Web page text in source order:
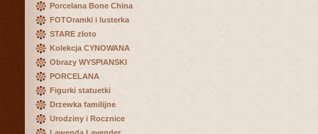
Porcelana Bone China
FOTOramki i lusterka
STARE złoto
Kolekcja CYNOWANA
Obrazy WYSPIANSKI
PORCELANA
Figurki statuetki
Drzewka familijne
Urodziny i Rocznice